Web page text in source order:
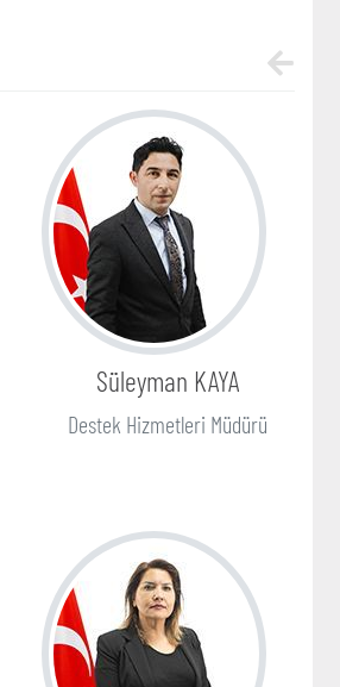
Süleyman KAYA
Destek Hizmetleri Müdürü